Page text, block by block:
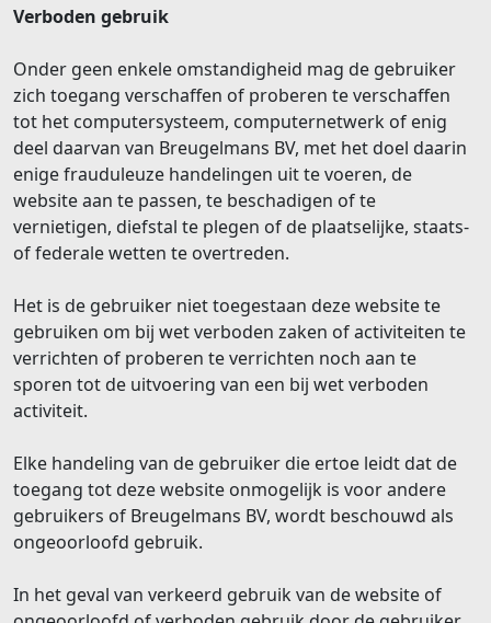
Verboden gebruik
Onder geen enkele omstandigheid mag de gebruiker
zich toegang verschaffen of proberen te verschaffen
tot het computersysteem, computernetwerk of enig
deel daarvan van Breugelmans BV, met het doel daarin
enige frauduleuze handelingen uit te voeren, de
website aan te passen, te beschadigen of te
vernietigen, diefstal te plegen of de plaatselijke, staats-
of federale wetten te overtreden.
Het is de gebruiker niet toegestaan deze website te
gebruiken om bij wet verboden zaken of activiteiten te
verrichten of proberen te verrichten noch aan te
sporen tot de uitvoering van een bij wet verboden
activiteit.
Elke handeling van de gebruiker die ertoe leidt dat de
toegang tot deze website onmogelijk is voor andere
gebruikers of Breugelmans BV, wordt beschouwd als
ongeoorloofd gebruik.
In het geval van verkeerd gebruik van de website of